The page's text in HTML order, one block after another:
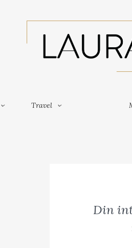
Travel
Travel
Din